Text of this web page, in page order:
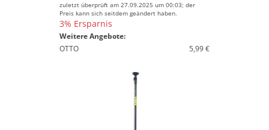
zuletzt überprüft am 27.09.2025 um 00:03; der
Preis kann sich seitdem geändert haben.
3% Ersparnis
Weitere Angebote:
OTTO
5,99 €